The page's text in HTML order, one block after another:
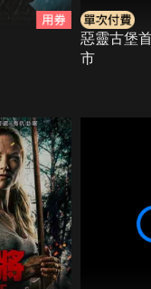
惡靈古堡
市